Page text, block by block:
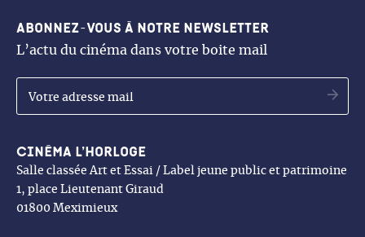
Cinéma l’Horloge
Salle classée Art et Essai / Label jeune public et patrimoine
1, place Lieutenant Giraud
01800 Meximieux
Abonnez-vous à notre newsletter
L’actu du cinéma dans votre boite mail